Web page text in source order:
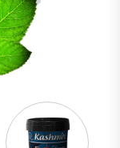
الوان دهانات ريسبشن بترولي, الوان دهانات